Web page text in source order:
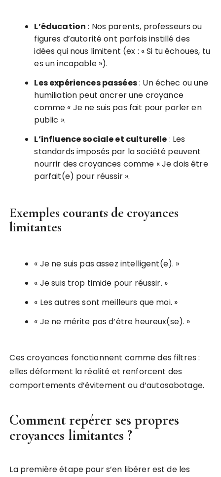
L’éducation : Nos parents, professeurs ou
figures d’autorité ont parfois instillé des
idées qui nous limitent (ex : « Si tu échoues, tu
es un incapable »).
Les expériences passées: Un échec ou une
humiliation peut ancrer une croyance
comme « Je ne suis pas fait pour parler en
public ».
L’influence sociale et culturelle : Les
standards imposés par la société peuvent
nourrir des croyances comme « Je dois être
parfait(e) pour réussir ».
Exemples courants de croyances
limitantes
« Je ne suis pas assez intelligent(e). »
« Je suis trop timide pour réussir. »
« Les autres sont meilleurs que moi. »
« Je ne mérite pas d’être heureux(se). »
Ces croyances fonctionnent comme des filtres :
elles déforment la réalité et renforcent des
comportements d’évitement ou d’autosabotage.
Comment repérer ses propres
croyances limitantes ?
La première étape pour s’en libérer est de les